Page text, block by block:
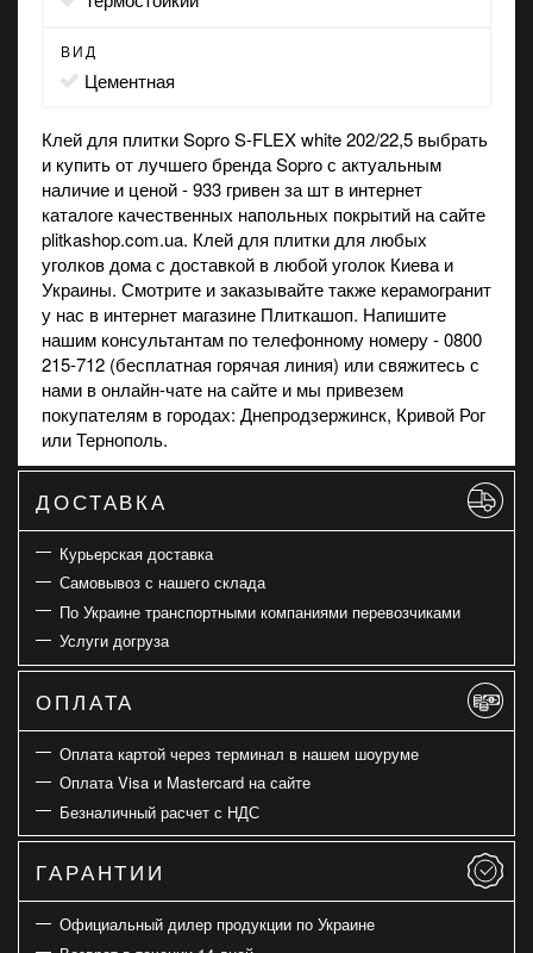
ВИД
цементная
Клей для плитки Sopro S-FLEX white 202/22,5 выбрать
и купить от лучшего бренда Sopro с актуальным
наличие и ценой - 933 гривен за шт в интернет
каталоге качественных напольных покрытий на сайте
plitkashop.com.ua. Клей для плитки для любых
уголков дома с доставкой в любой уголок Киева и
Украины. Смотрите и заказывайте также керамогранит
у нас в интернет магазине Плиткашоп. Напишите
нашим консультантам по телефонному номеру - 0800
215-712 (бесплатная горячая линия) или свяжитесь с
нами в онлайн-чате на сайте и мы привезем
покупателям в городах: Днепродзержинск, Кривой Рог
или Тернополь.
ДОСТАВКА
Курьерская доставка
Самовывоз с нашего склада
По Украине транспортными компаниями перевозчиками
Услуги догруза
ОПЛАТА
Оплата картой через терминал в нашем шоуруме
Оплата Visa и Mastercard на сайте
Безналичный расчет с НДС
ГАРАНТИИ
Официальный дилер продукции по Украине